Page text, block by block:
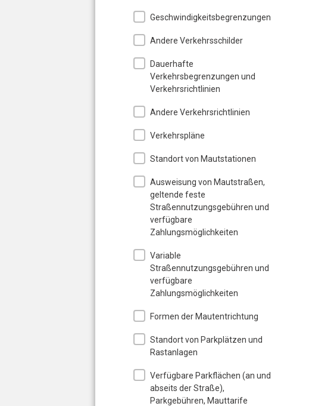
Geschwindigkeitsbegrenzungen
Andere Verkehrsschilder
Dauerhafte
Verkehrsbegrenzungen und
Verkehrsrichtlinien
Andere Verkehrsrichtlinien
Verkehrspläne
Standort von Mautstationen
Ausweisung von Mautstraßen,
geltende feste
Straßennutzungsgebühren und
verfügbare
Zahlungsmöglichkeiten
Variable
Straßennutzungsgebühren und
verfügbare
Zahlungsmöglichkeiten
Formen der Mautentrichtung
Standort von Parkplätzen und
Rastanlagen
Verfügbare Parkflächen (an und
abseits der Straße),
Parkgebühren, Mauttarife